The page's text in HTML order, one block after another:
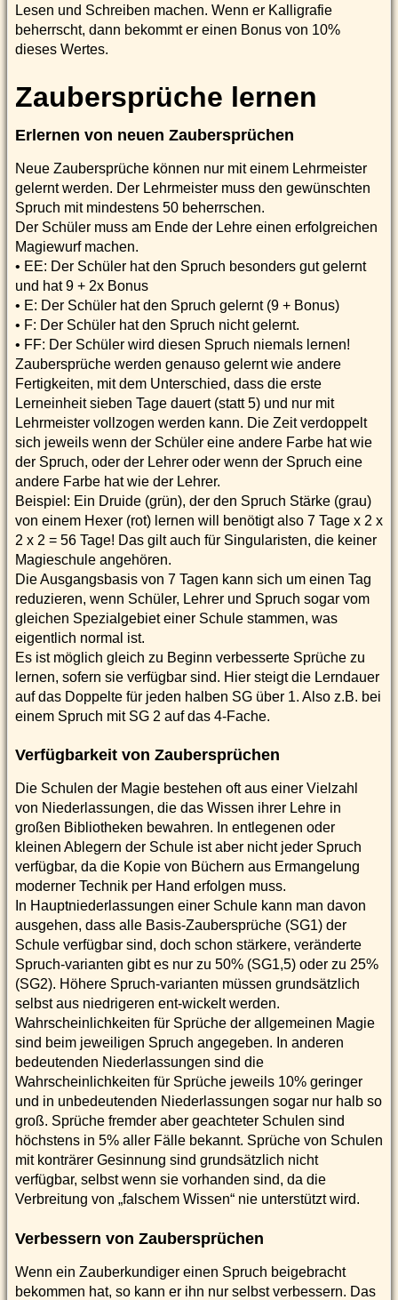
Lesen und Schreiben machen. Wenn er Kalligrafie
beherrscht, dann bekommt er einen Bonus von 10%
dieses Wertes.
Zaubersprüche lernen
Erlernen von neuen Zaubersprüchen
Neue Zaubersprüche können nur mit einem Lehrmeister
gelernt werden. Der Lehrmeister muss den gewünschten
Spruch mit mindestens 50 beherrschen.
Der Schüler muss am Ende der Lehre einen erfolgreichen
Magiewurf machen.
• EE: Der Schüler hat den Spruch besonders gut gelernt
und hat 9 + 2x Bonus
• E: Der Schüler hat den Spruch gelernt (9 + Bonus)
• F: Der Schüler hat den Spruch nicht gelernt.
• FF: Der Schüler wird diesen Spruch niemals lernen!
Zaubersprüche werden genauso gelernt wie andere
Fertigkeiten, mit dem Unterschied, dass die erste
Lerneinheit sieben Tage dauert (statt 5) und nur mit
Lehrmeister vollzogen werden kann. Die Zeit verdoppelt
sich jeweils wenn der Schüler eine andere Farbe hat wie
der Spruch, oder der Lehrer oder wenn der Spruch eine
andere Farbe hat wie der Lehrer.
Beispiel: Ein Druide (grün), der den Spruch Stärke (grau)
von einem Hexer (rot) lernen will benötigt also 7 Tage x 2 x
2 x 2 = 56 Tage! Das gilt auch für Singularisten, die keiner
Magieschule angehören.
Die Ausgangsbasis von 7 Tagen kann sich um einen Tag
reduzieren, wenn Schüler, Lehrer und Spruch sogar vom
gleichen Spezialgebiet einer Schule stammen, was
eigentlich normal ist.
Es ist möglich gleich zu Beginn verbesserte Sprüche zu
lernen, sofern sie verfügbar sind. Hier steigt die Lerndauer
auf das Doppelte für jeden halben SG über 1. Also z.B. bei
einem Spruch mit SG 2 auf das 4-Fache.
Verfügbarkeit von Zaubersprüchen
Die Schulen der Magie bestehen oft aus einer Vielzahl
von Niederlassungen, die das Wissen ihrer Lehre in
großen Bibliotheken bewahren. In entlegenen oder
kleinen Ablegern der Schule ist aber nicht jeder Spruch
verfügbar, da die Kopie von Büchern aus Ermangelung
moderner Technik per Hand erfolgen muss.
In Hauptniederlassungen einer Schule kann man davon
ausgehen, dass alle Basis-Zaubersprüche (SG1) der
Schule verfügbar sind, doch schon stärkere, veränderte
Spruch-varianten gibt es nur zu 50% (SG1,5) oder zu 25%
(SG2). Höhere Spruch-varianten müssen grundsätzlich
selbst aus niedrigeren ent-wickelt werden.
Wahrscheinlichkeiten für Sprüche der allgemeinen Magie
sind beim jeweiligen Spruch angegeben. In anderen
bedeutenden Niederlassungen sind die
Wahrscheinlichkeiten für Sprüche jeweils 10% geringer
und in unbedeutenden Niederlassungen sogar nur halb so
groß. Sprüche fremder aber geachteter Schulen sind
höchstens in 5% aller Fälle bekannt. Sprüche von Schulen
mit konträrer Gesinnung sind grundsätzlich nicht
verfügbar, selbst wenn sie vorhanden sind, da die
Verbreitung von „falschem Wissen“ nie unterstützt wird.
Verbessern von Zaubersprüchen
Wenn ein Zauberkundiger einen Spruch beigebracht
bekommen hat, so kann er ihn nur selbst verbessern. Das